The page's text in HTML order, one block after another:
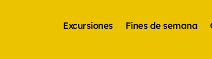
Excursiones Fines de semana